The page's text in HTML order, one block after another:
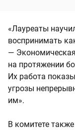
«Лауреаты
воспринимать
—
на протяжении
Их работа
угрозы
им».
В комитете